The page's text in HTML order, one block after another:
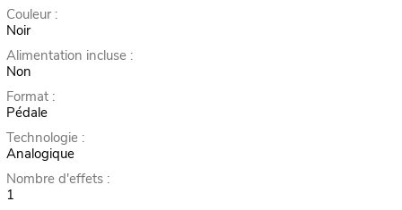
Couleur :
Noir
Alimentation incluse :
Non
Format :
Pédale
Technologie :
Analogique
Nombre d'effets :
1